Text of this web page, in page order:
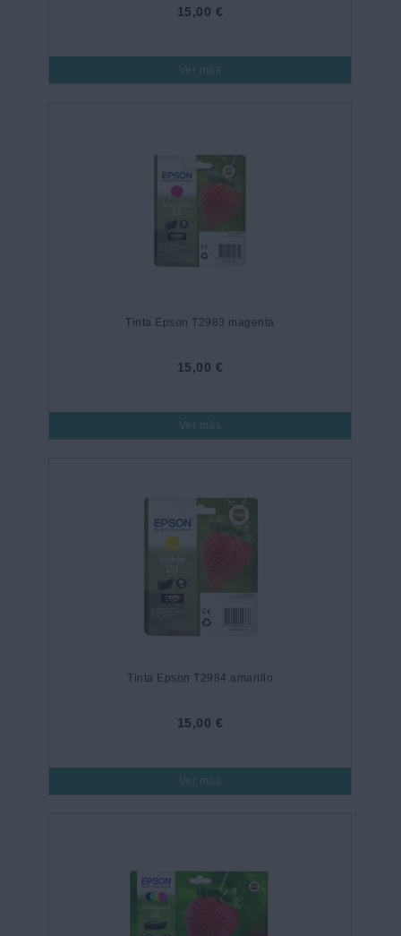
15,00 €
Ver más
Tinta Epson T2983 magenta
15,00 €
Ver más
Tinta Epson T2984 amarillo
15,00 €
Ver más